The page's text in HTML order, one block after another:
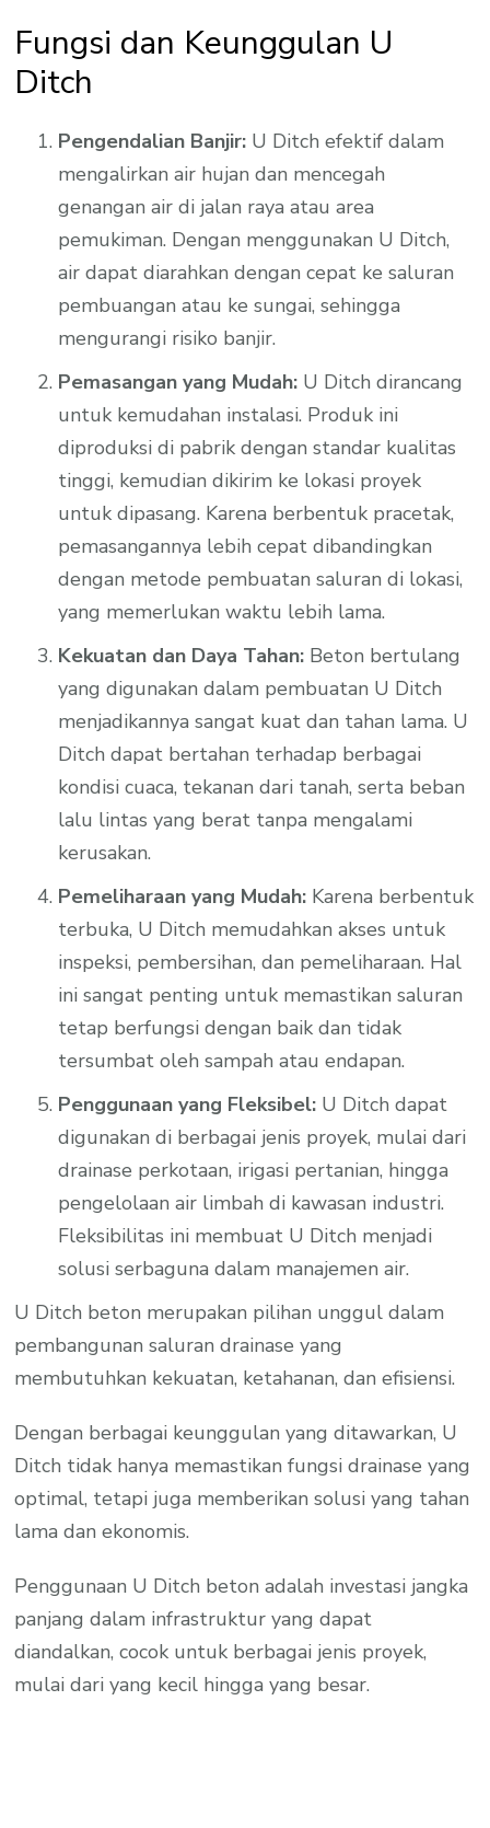
Fungsi dan Keunggulan U
Ditch
Pengendalian Banjir: U Ditch efektif dalam
mengalirkan air hujan dan mencegah
genangan air di jalan raya atau area
pemukiman. Dengan menggunakan U Ditch,
air dapat diarahkan dengan cepat ke saluran
pembuangan atau ke sungai, sehingga
mengurangi risiko banjir.
Pemasangan yang Mudah: U Ditch dirancang
untuk kemudahan instalasi. Produk ini
diproduksi di pabrik dengan standar kualitas
tinggi, kemudian dikirim ke lokasi proyek
untuk dipasang. Karena berbentuk pracetak,
pemasangannya lebih cepat dibandingkan
dengan metode pembuatan saluran di lokasi,
yang memerlukan waktu lebih lama.
Kekuatan dan Daya Tahan: Beton bertulang
yang digunakan dalam pembuatan U Ditch
menjadikannya sangat kuat dan tahan lama. U
Ditch dapat bertahan terhadap berbagai
kondisi cuaca, tekanan dari tanah, serta beban
lalu lintas yang berat tanpa mengalami
kerusakan.
Pemeliharaan yang Mudah: Karena berbentuk
terbuka, U Ditch memudahkan akses untuk
inspeksi, pembersihan, dan pemeliharaan. Hal
ini sangat penting untuk memastikan saluran
tetap berfungsi dengan baik dan tidak
tersumbat oleh sampah atau endapan.
Penggunaan yang Fleksibel: U Ditch dapat
digunakan di berbagai jenis proyek, mulai dari
drainase perkotaan, irigasi pertanian, hingga
pengelolaan air limbah di kawasan industri.
Fleksibilitas ini membuat U Ditch menjadi
solusi serbaguna dalam manajemen air.
U Ditch beton merupakan pilihan unggul dalam
pembangunan saluran drainase yang
membutuhkan kekuatan, ketahanan, dan efisiensi.
Dengan berbagai keunggulan yang ditawarkan, U
Ditch tidak hanya memastikan fungsi drainase yang
optimal, tetapi juga memberikan solusi yang tahan
lama dan ekonomis.
Penggunaan U Ditch beton adalah investasi jangka
panjang dalam infrastruktur yang dapat
diandalkan, cocok untuk berbagai jenis proyek,
mulai dari yang kecil hingga yang besar.